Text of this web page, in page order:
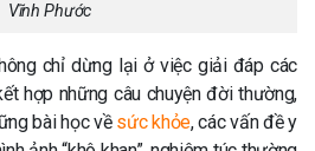
Vĩnh Phước
chỉ dừng lại ở việc giải đáp các
hợp những câu chuyện đời thường,
bài học về sức khỏe, các vấn đề y